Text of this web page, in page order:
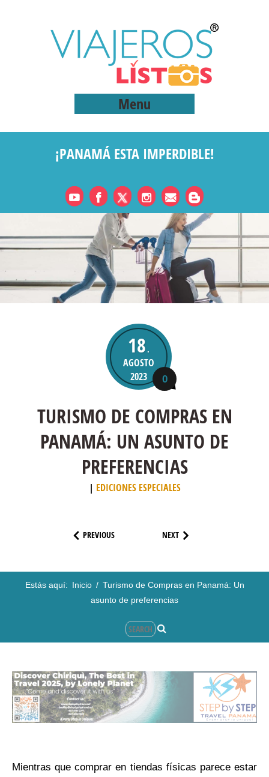
Menu
¡PANAMÁ ESTA IMPERDIBLE!
18.
AGOSTO
2023
0
TURISMO DE COMPRAS EN
PANAMÁ: UN ASUNTO DE
PREFERENCIAS
EDICIONES ESPECIALES
PREVIOUS NEXT
Estás aquí: Inicio / Turismo de Compras en Panamá: Un
asunto de preferencias
Mientras que comprar en tiendas físicas parece estar